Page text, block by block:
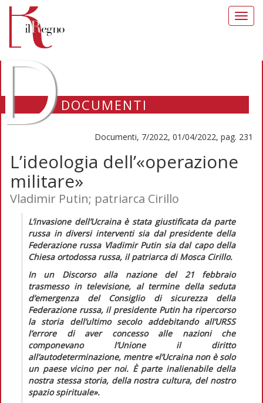
DOCUMENTI
Documenti, 7/2022, 01/04/2022, pag. 231
L’ideologia dell’«operazione
militare»
Vladimir Putin; patriarca Cirillo
L’invasione dell’Ucraina è stata giustificata da parte
russa in diversi interventi sia dal presidente della
Federazione russa Vladimir Putin sia dal capo della
Chiesa ortodossa russa, il patriarca di Mosca Cirillo.
In un Discorso alla nazione del 21 febbraio
trasmesso in televisione, al termine della seduta
d’emergenza del Consiglio di sicurezza della
Federazione russa, il presidente Putin ha ripercorso
la storia dell’ultimo secolo addebitando all’URSS
l’errore di aver concesso alle nazioni che
componevano l’Unione il diritto
all’autodeterminazione, mentre «l’Ucraina non è solo
un paese vicino per noi. È parte inalienabile della
nostra stessa storia, della nostra cultura, del nostro
spazio spirituale».